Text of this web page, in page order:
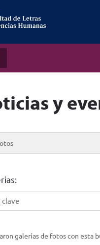
y
galerías de fotos con esta